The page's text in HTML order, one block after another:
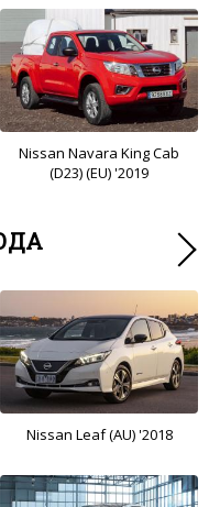
Nissan Navara King Cab
(D23) (EU) '2019
Nissan Leaf (AU) '2018